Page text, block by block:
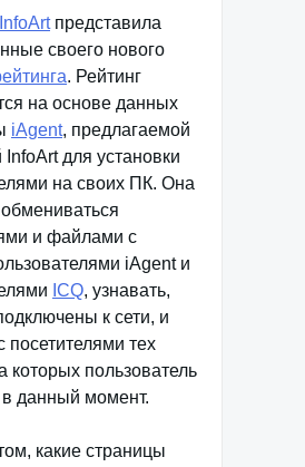
InfoArtпредставила
своего нового
. Рейтинг
на основе данных
iAgent, предлагаемой
для установки
на своих ПК. Она
и файлами с
iAgent и
ICQ, узнавать,
к сети, и
посетителями тех
которых пользователь
в данный момент.
какие страницы